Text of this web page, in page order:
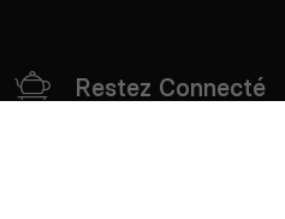
Restez Connecté